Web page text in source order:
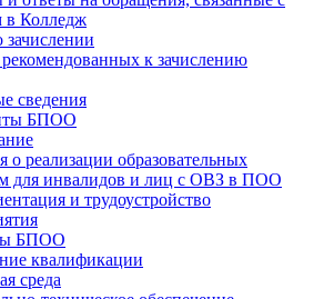
в Колледж
зачислении
к зачислению
сведения
БПОО
о реализации образовательных
для инвалидов и лиц с ОВЗ в ПОО
и трудоустройство
БПОО
квалификации
среда